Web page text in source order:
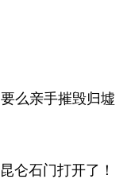
么亲手摧毁归墟
仑石门打开了！